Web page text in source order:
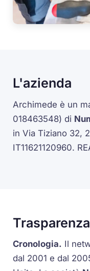
L'azienda
Archimede è un
018463548) di
in Via Tiziano 32,
IT11621120960.
Cronologia. Il
dal 2001 e dal